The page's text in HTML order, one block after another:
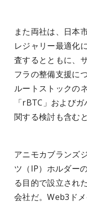
また両社は、日本
レジャリー最適化
査するとともに、
フラの整備支援に
ルートストックの
「rBTC」および
関する検討も含む
アニモカブランズ
ツ（IP）ホルダー
る目的で設立され
会社だ。Web3ド